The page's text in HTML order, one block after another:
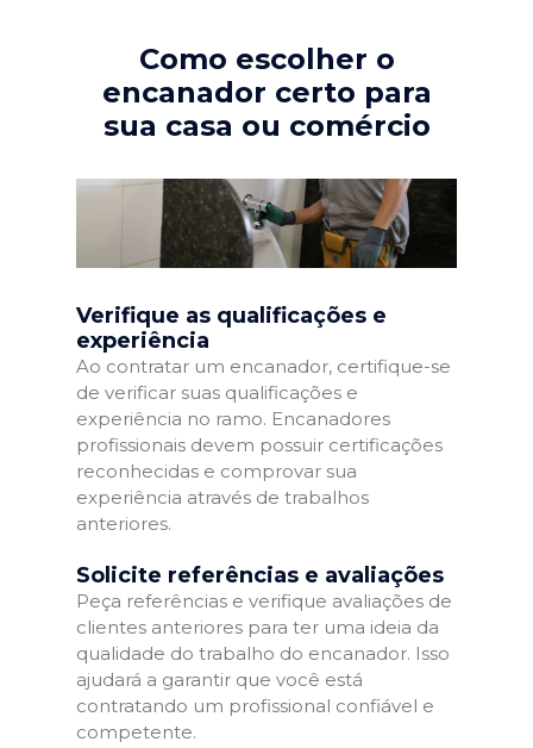
Como escolher o
encanador certo para
sua casa ou comércio
Verifique as qualificações e
experiência
Ao contratar um encanador, certifique-se
de verificar suas qualificações e
experiência no ramo. Encanadores
profissionais devem possuir certificações
reconhecidas e comprovar sua
experiência através de trabalhos
anteriores.
Solicite referências e avaliações
Peça referências e verifique avaliações de
clientes anteriores para ter uma ideia da
qualidade do trabalho do encanador. Isso
ajudará a garantir que você está
contratando um profissional confiável e
competente.